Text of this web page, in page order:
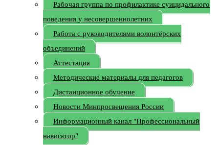
Рабочая группа по профилактике суицидального
поведения у несовершеннолетних
Работа с руководителями волонтёрских
объединений
Аттестация
Методические материалы для педагогов
Дистанционное обучение
Новости Минпросвещения России
Информационный канал "Профессиональный
навигатор"